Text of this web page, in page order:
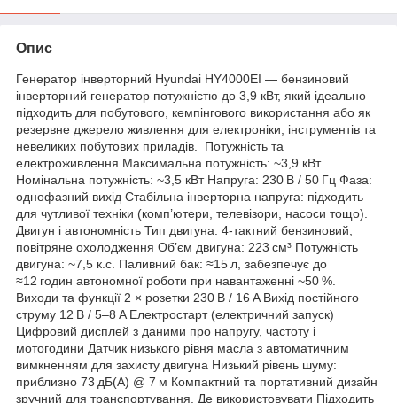
Опис
Генератор інверторний Hyundai HY4000EI — бензиновий
інверторний генератор потужністю до 3,9 кВт, який ідеально
підходить для побутового, кемпінгового використання або як
резервне джерело живлення для електроніки, інструментів та
невеликих побутових приладів. Потужність та
електроживлення Максимальна потужність: ~3,9 кВт
Номінальна потужність: ~3,5 кВт Напруга: 230 В / 50 Гц Фаза:
однофазний вихід Стабільна інверторна напруга: підходить
для чутливої техніки (комп’ютери, телевізори, насоси тощо).
Двигун і автономність Тип двигуна: 4‑тактний бензиновий,
повітряне охолодження Об’єм двигуна: 223 см³ Потужність
двигуна: ~7,5 к.с. Паливний бак: ≈15 л, забезпечує до
≈12 годин автономної роботи при навантаженні ~50 %.
Виходи та функції 2 × розетки 230 В / 16 A Вихід постійного
струму 12 В / 5–8 A Електростарт (електричний запуск)
Цифровий дисплей з даними про напругу, частоту і
мотогодини Датчик низького рівня масла з автоматичним
вимкненням для захисту двигуна Низький рівень шуму:
приблизно 73 дБ(А) @ 7 м Компактний та портативний дизайн
зручний для транспортування. Де використовувати Підходить